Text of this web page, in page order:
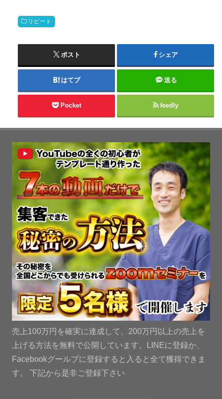
リピート
ポスト シェア
はてブ 送る
Pocket feedly
売上100万円を確実に達成して、200万円以上の売上を
上げる方法を無料で公開しています。LINEに登録か、
Facebookグールプに登録すると入ると全て獲得できま
す。 下記から是非ご登録下さい